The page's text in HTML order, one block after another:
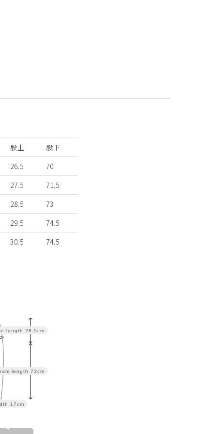
股上
股下
26.5
70
27.5
71.5
28.5
73
29.5
74.5
30.5 74.5
length 73cm
length 28.5cm
17cm